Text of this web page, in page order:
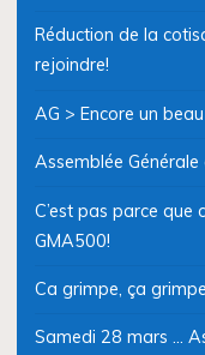
Réduction de la
rejoindre!
AG > Encore un
Assemblée Générale
C’est pas parce que
GMA500!
Ca grimpe, ça
Samedi 28 mars …